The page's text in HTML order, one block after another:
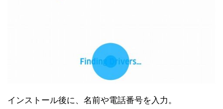
インストール後に、名前や電話番号を入力。